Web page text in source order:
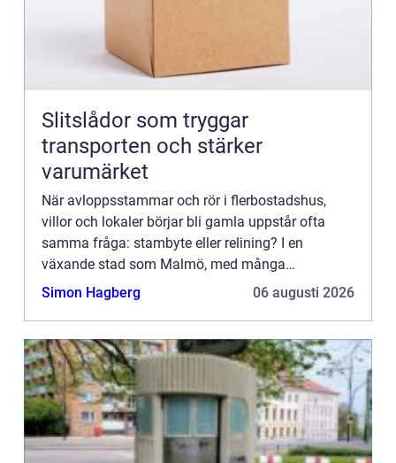
Slitslådor som tryggar
transporten och stärker
varumärket
När avloppsstammar och rör i flerbostadshus,
villor och lokaler börjar bli gamla uppstår ofta
samma fråga: stambyte eller relining? I en
växande stad som Malmö, med många
fastigheter från 19501970-tale...
Simon Hagberg 06 augusti 2026